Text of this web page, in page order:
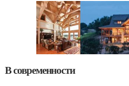
В современности